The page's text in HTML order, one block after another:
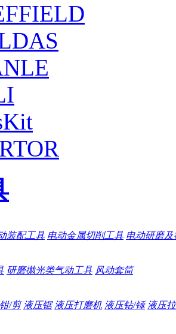
装配工具 电动金属切削工具 电动研磨
研磨抛光类气动工具 风动套筒
/剪 液压锯 液压打磨机 液压钻/锤 液压